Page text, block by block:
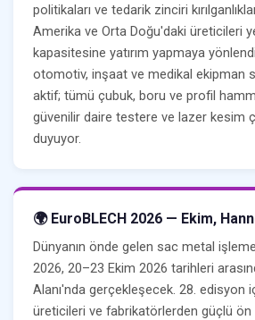
politikaları ve tedarik zinciri
Amerika ve Orta Doğu'daki üreticileri
kapasitesine yatırım yapmaya
otomotiv, inşaat ve medikal ekipman
aktif; tümü çubuk, boru ve profil
güvenilir daire testere ve lazer kesim
duyuyor.
🌍 EuroBLECH 2026 — Ekim,
Dünyanın önde gelen sac metal
2026, 20–23 Ekim 2026 tarihleri
Alanı'nda gerçekleşecek. 28. edisyon
üreticileri ve fabrikatörlerden güçlü ön